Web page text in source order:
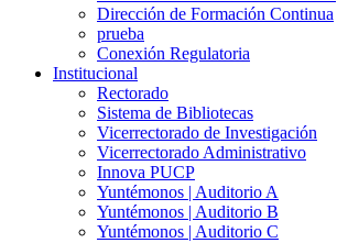
Dirección de Formación Continua
prueba
Conexión Regulatoria
Institucional
Rectorado
Sistema de Bibliotecas
Vicerrectorado de Investigación
Vicerrectorado Administrativo
Innova PUCP
Yuntémonos | Auditorio A
Yuntémonos | Auditorio B
Yuntémonos | Auditorio C